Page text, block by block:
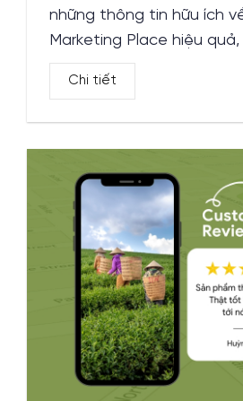
những thông tin hữu ích
Marketing Place hiệu quả,
Chi tiết